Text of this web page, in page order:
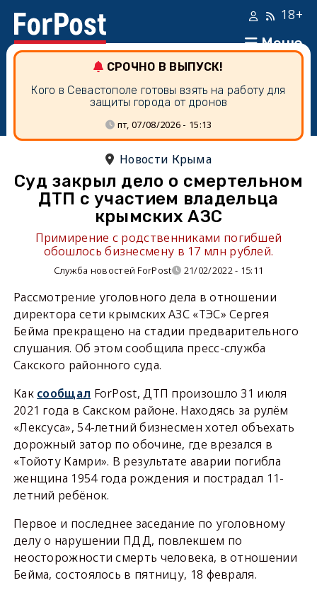
Меню
18+
СРОЧНО В ВЫПУСК!
Кого в Севастополе готовы взять на работу для
защиты города от дронов
пт, 07/08/2026 - 15:13
Новости Крыма
Суд закрыл дело о смертельном
ДТП с участием владельца
крымских АЗС
Примирение с родственниками погибшей
обошлось бизнесмену в 17 млн рублей.
Служба новостей ForPost 21/02/2022 - 15:11
Рассмотрение уголовного дела в отношении
директора сети крымских АЗС «ТЭС» Сергея
Бейма прекращено на стадии предварительного
слушания. Об этом сообщила пресс-служба
Сакского районного суда.
Как сообщал ForPost, ДТП произошло 31 июля
2021 года в Сакском районе. Находясь за рулём
«Лексуса», 54-летний бизнесмен хотел объехать
дорожный затор по обочине, где врезался в
«Тойоту Камри». В результате аварии погибла
женщина 1954 года рождения и пострадал 11-
летний ребёнок.
Первое и последнее заседание по уголовному
делу о нарушении ПДД, повлекшем по
неосторожности смерть человека, в отношении
Бейма, состоялось в пятницу, 18 февраля.